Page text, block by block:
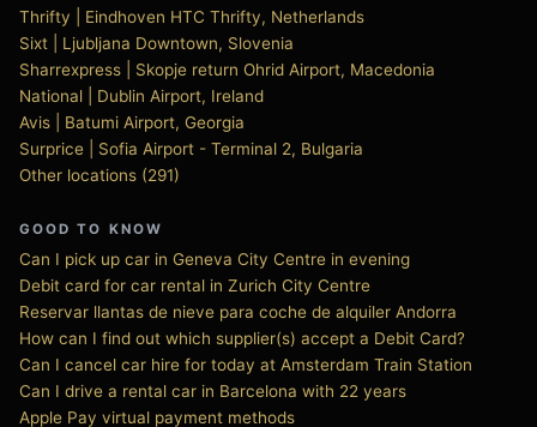
Thrifty | Eindhoven HTC Thrifty, Netherlands
Sixt | Ljubljana Downtown, Slovenia
Sharrexpress | Skopje return Ohrid Airport, Macedonia
National | Dublin Airport, Ireland
Avis | Batumi Airport, Georgia
Surprice | Sofia Airport - Terminal 2, Bulgaria
Other locations (291)
GOOD TO KNOW
Can I pick up car in Geneva City Centre in evening
Debit card for car rental in Zurich City Centre
Reservar llantas de nieve para coche de alquiler Andorra
How can I find out which supplier(s) accept a Debit Card?
Can I cancel car hire for today at Amsterdam Train Station
Can I drive a rental car in Barcelona with 22 years
Apple Pay virtual payment methods